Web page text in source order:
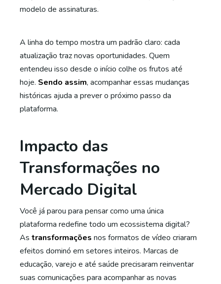
modelo de assinaturas.
A linha do tempo mostra um padrão claro: cada
atualização traz novas oportunidades. Quem
entendeu isso desde o início colhe os frutos até
hoje. Sendo assim, acompanhar essas mudanças
históricas ajuda a prever o próximo passo da
plataforma.
Impacto das
Transformações no
Mercado Digital
Você já parou para pensar como uma única
plataforma redefine todo um ecossistema digital?
As transformações nos formatos de vídeo criaram
efeitos dominó em setores inteiros. Marcas de
educação, varejo e até saúde precisaram reinventar
suas comunicações para acompanhar as novas